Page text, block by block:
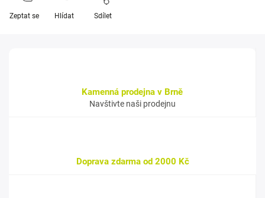
Zeptat se Hlídat Sdílet
Kamenná prodejna v Brně
Navštivte naši prodejnu
Doprava zdarma od 2000 Kč